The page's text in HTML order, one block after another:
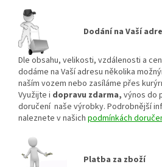
Dodání na Vaší
Dle obsahu, velikosti, vzdálenosti a
dodáme na Vaší adresu několika
naším vozem nebo zasíláme přes
Využijte i dopravu zdarma, výnos do
doručení naše výrobky. Podrobnější
naleznete v našich podmínkách
Platba za zboží